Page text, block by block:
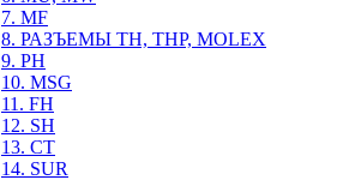
7. MF
8. РАЗЪЕМЫ TH, THP, MOLEX
9. PH
10. MSG
11. FH
12. SH
13. CT
14. SUR